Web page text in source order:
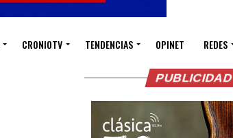
CRONIOTV TENDENCIAS OPINET REDES
PUBLICIDAD